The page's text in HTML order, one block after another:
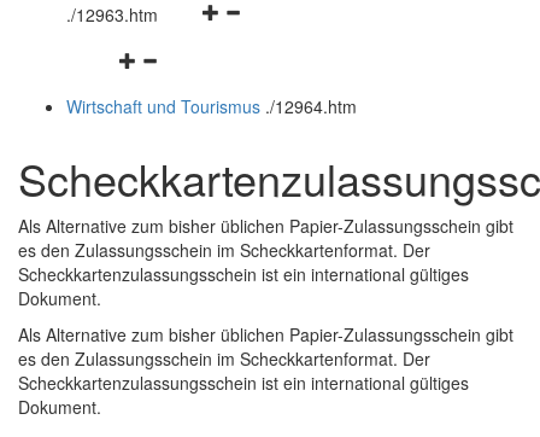
Navigationsmenü
./12963.htm
Navigationsmenü
und
Wirtschaft und Tourismus ./12964.htm
Als Alternative zum bisher üblichen Papier-Zulassungsschein gibt
es den Zulassungsschein im Scheckkartenformat. Der
Scheckkartenzulassungsschein ist ein international gültiges
Dokument.
Als Alternative zum bisher üblichen Papier-Zulassungsschein gibt
es den Zulassungsschein im Scheckkartenformat. Der
Scheckkartenzulassungsschein ist ein international gültiges
Dokument.